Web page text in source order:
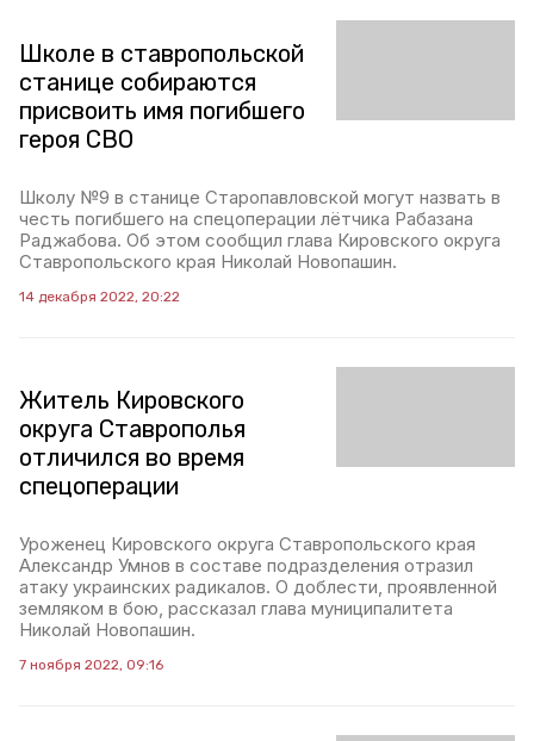
Школе в ставропольской
станице собираются
присвоить имя погибшего
героя СВО
Школу №9 в станице Старопавловской могут назвать в
честь погибшего на спецоперации лётчика Рабазана
Раджабова. Об этом сообщил глава Кировского округа
Ставропольского края Николай Новопашин.
14 декабря 2022, 20:22
Житель Кировского
округа Ставрополья
отличился во время
спецоперации
Уроженец Кировского округа Ставропольского края
Александр Умнов в составе подразделения отразил
атаку украинских радикалов. О доблести, проявленной
земляком в бою, рассказал глава муниципалитета
Николай Новопашин.
7 ноября 2022, 09:16